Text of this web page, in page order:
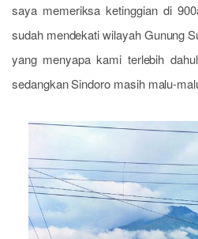
saya memeriksa ketinggian di
sudah mendekati wilayah Gunung
yang menyapa kami terlebih
sedangkan Sindoro masih malu-